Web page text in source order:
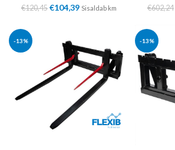
€120,45 €104,39 Sisaldab km €602,24
-13% -13%